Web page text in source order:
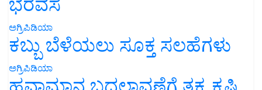
ಅಗ್ರಿಪಿಡಿಯಾ
ಕಬ್ಬು ಬೆಳೆಯಲು ಸೂಕ್ತ ಸಲಹೆಗಳು
ಅಗ್ರಿಪಿಡಿಯಾ
ಹವಾಮಾನ ಬದಲಾವಣೆಗೆ ತಕ್ಕ ಕೃಷಿ